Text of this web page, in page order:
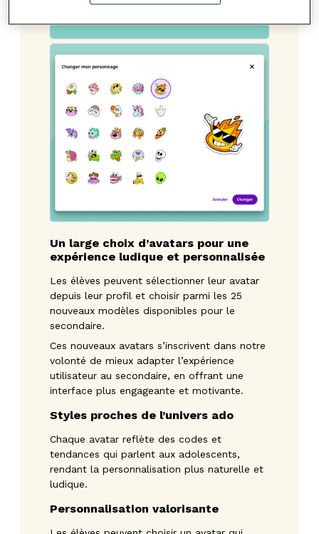
Un large choix d’avatars pour une
expérience ludique et personnalisée
Les élèves peuvent sélectionner leur avatar
depuis leur profil et choisir parmi les 25
nouveaux modèles disponibles pour le
secondaire.
Ces nouveaux avatars s’inscrivent dans notre
volonté de mieux adapter l’expérience
utilisateur au secondaire, en offrant une
interface plus engageante et motivante.
Styles proches de l’univers ado
Chaque avatar reflète des codes et
tendances qui parlent aux adolescents,
rendant la personnalisation plus naturelle et
ludique.
Personnalisation valorisante